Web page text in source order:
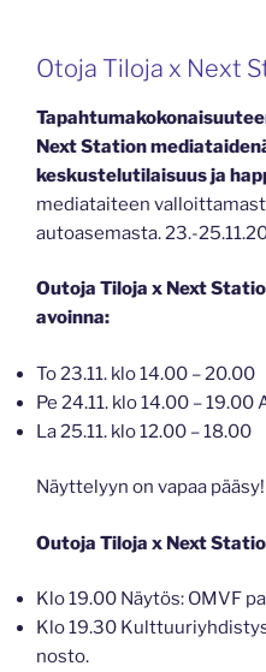
Otoja Tiloja x Next
Next Station
keskustelutilaisuus ja
mediataiteen
autoasemasta. 23.-
Outoja Tiloja x Next
avoinna:
To 23.11. klo 14.00 – 20.00
Pe 24.11. klo 14.00 – 19.00
La 25.11. klo 12.00 – 18.00
Näyttelyyn on vapaa pääsy!
Outoja Tiloja x Next
Klo 19.00 Näytös: OMVF
Klo 19.30
nosto.